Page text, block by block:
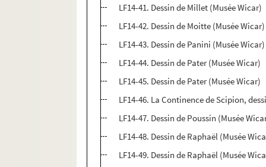
LF14-41. Dessin de Millet (Musée Wicar)
LF14-42. Dessin de Moitte (Musée Wicar)
LF14-43. Dessin de Panini (Musée Wicar)
LF14-44. Dessin de Pater (Musée Wicar)
LF14-45. Dessin de Pater (Musée Wicar)
LF14-46. La Continence de Scipion,
LF14-47. Dessin de Poussin (Musée
LF14-48. Dessin de Raphaël (Musée
LF14-49. Dessin de Raphaël (Musée